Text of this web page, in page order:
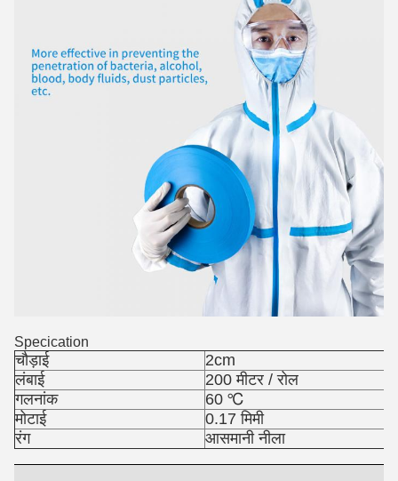
Specication
चौड़ाई
2cm
लंबाई
200 मीटर / रोल
गलनांक
60 ℃
मोटाई
0.17 मिमी
रंग
आसमानी नीला